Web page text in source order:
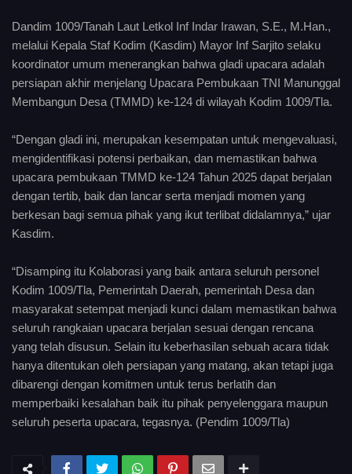
Dandim 1009/Tanah Laut Letkol Inf Indar Irawan, S.E., M.Han.,
melalui Kepala Staf Kodim (Kasdim) Mayor Inf Sarjito selaku
koordinator umum menerangkan bahwa gladi upacara adalah
persiapan akhir menjelang Upacara Pembukaan TNI Manunggal
Membangun Desa (TMMD) ke-124 di wilayah Kodim 1009/Tla.
“Dengan gladi ini, merupakan kesempatan untuk mengevaluasi,
mengidentifikasi potensi perbaikan, dan memastikan bahwa
upacara pembukaan TMMD ke-124 Tahun 2025 dapat berjalan
dengan tertib, baik dan lancar serta menjadi momen yang
berkesan bagi semua pihak yang ikut terlibat didalamnya,” ujar
Kasdim.
“Disamping itu Kolaborasi yang baik antara seluruh personel
Kodim 1009/Tla, Pemerintah Daerah, pemerintah Desa dan
masyarakat setempat menjadi kunci dalam memastikan bahwa
seluruh rangkaian upacara berjalan sesuai dengan rencana
yang telah disusun. Selain itu keberhasilan sebuah acara tidak
hanya ditentukan oleh persiapan yang matang, akan tetapi juga
dibarengi dengan komitmen untuk terus berlatih dan
memperbaiki kesalahan baik itu pihak penyelenggara maupun
seluruh peserta upacara, tegasnya. (Pendim 1009/Tla)